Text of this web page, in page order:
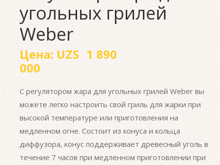
угольных грилей
Weber
Цена: UZS 1 890
000
С регулятором жара для угольных грилей Weber вы
можете легко настроить свой гриль для жарки при
высокой температуре или приготовления на
медленном огне. Состоит из конуса и кольца
диффузора, конус поддерживает древесный уголь в
течение 7 часов при медленном приготовлении при